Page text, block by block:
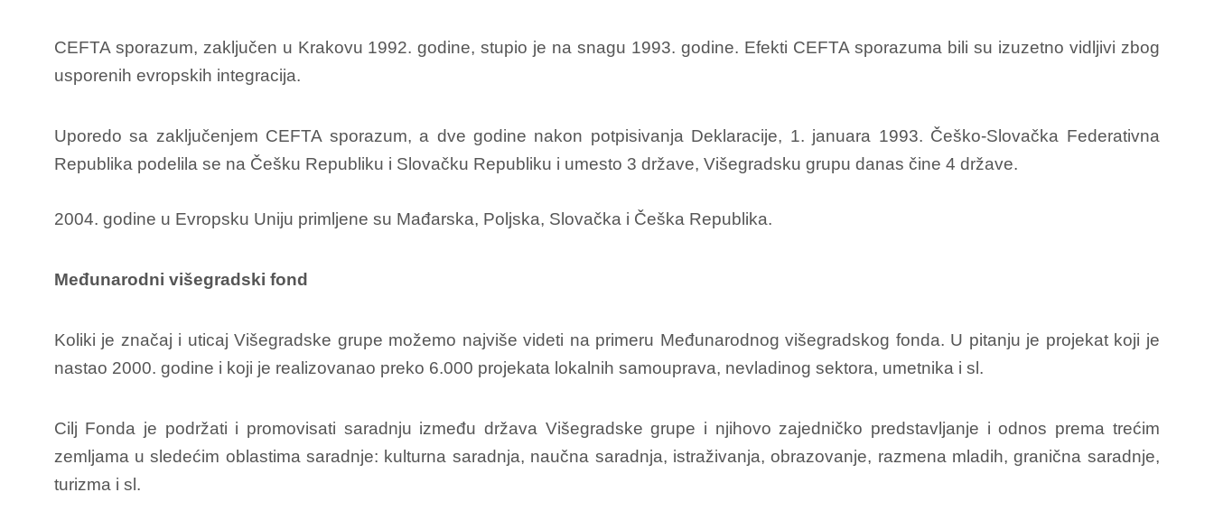
CEFTA sporazum, zaključen u Krakovu 1992. godine, stupio je na snagu 1993. godine. Efekti CEFTA sporazuma bili su izuzetno vidljivi zbog
usporenih evropskih integracija.
Uporedo sa zaključenjem CEFTA sporazum, a dve godine nakon potpisivanja Deklaracije, 1. januara 1993. Češko-Slovačka Federativna
Republika podelila se na Češku Republiku i Slovačku Republiku i umesto 3 države, Višegradsku grupu danas čine 4 države.
2004. godine u Evropsku Uniju primljene su Mađarska, Poljska, Slovačka i Češka Republika.
Međunarodni višegradski fond
Koliki je značaj i uticaj Višegradske grupe možemo najviše videti na primeru Međunarodnog višegradskog fonda. U pitanju je projekat koji je
nastao 2000. godine i koji je realizovanao preko 6.000 projekata lokalnih samouprava, nevladinog sektora, umetnika i sl.
Cilj Fonda je podržati i promovisati saradnju između država Višegradske grupe i njihovo zajedničko predstavljanje i odnos prema trećim
zemljama u sledećim oblastima saradnje: kulturna saradnja, naučna saradnja, istraživanja, obrazovanje, razmena mladih, granična saradnje,
turizma i sl.